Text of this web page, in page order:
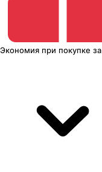
Экономия при покупке за